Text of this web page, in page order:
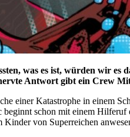
was es ist, würden wir es
Antwort gibt ein Crew
einer Katastrophe in einem
schon mit einem Hilferuf
Kinder von Superreichen